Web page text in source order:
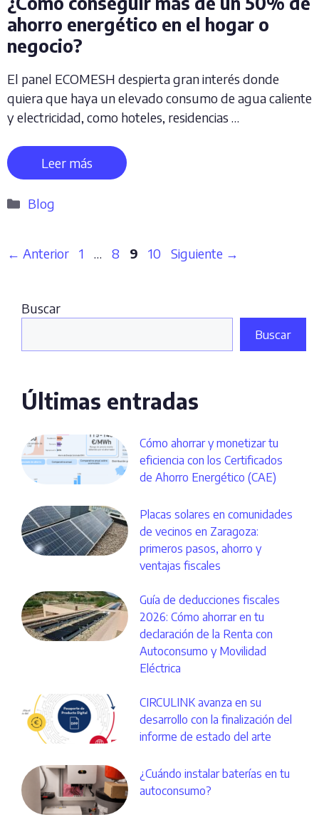
ahorro energético en el hogar o
negocio?
El panel ECOMESH despierta gran interés donde
quiera que haya un elevado consumo de agua caliente
y electricidad, como hoteles, residencias …
Leer más
Categorías
Blog
← Anterior Página
1 … Página
8 Página
9 Página
10 Siguiente →
Buscar
Buscar
Últimas entradas
Cómo ahorrar y monetizar tu
eficiencia con los Certificados
de Ahorro Energético (CAE)
Placas solares en comunidades
de vecinos en Zaragoza:
primeros pasos, ahorro y
ventajas fiscales
Guía de deducciones fiscales
2026: Cómo ahorrar en tu
declaración de la Renta con
Autoconsumo y Movilidad
Eléctrica
CIRCULINK avanza en su
desarrollo con la finalización del
informe de estado del arte
¿Cuándo instalar baterías en tu
autoconsumo?